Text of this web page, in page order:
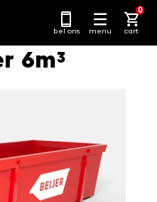
bel ons menu cart
0
6m³